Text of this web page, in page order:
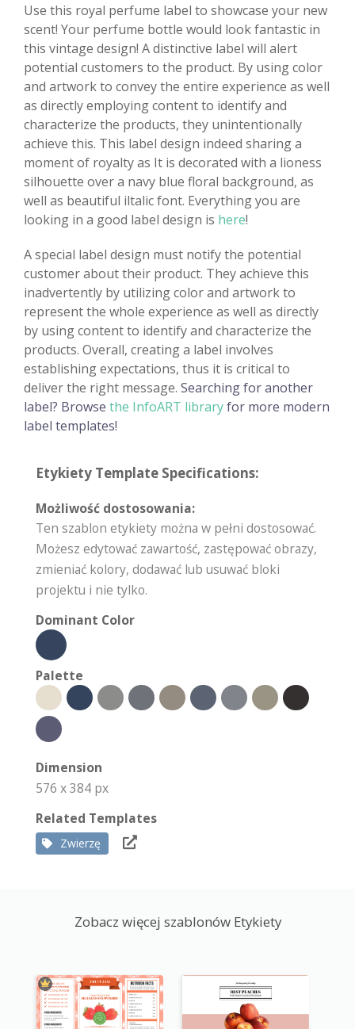
Use this royal perfume label to showcase your new
scent! Your perfume bottle would look fantastic in
this vintage design! A distinctive label will alert
potential customers to the product. By using color
and artwork to convey the entire experience as well
as directly employing content to identify and
characterize the products, they unintentionally
achieve this. This label design indeed sharing a
moment of royalty as It is decorated with a lioness
silhouette over a navy blue floral background, as
well as beautiful iltalic font. Everything you are
looking in a good label design is here!
A special label design must notify the potential
customer about their product. They achieve this
inadvertently by utilizing color and artwork to
represent the whole experience as well as directly
by using content to identify and characterize the
products. Overall, creating a label involves
establishing expectations, thus it is critical to
deliver the right message. Searching for another
label? Browse the InfoART libraryfor more modern
label templates!
Etykiety Template Specifications:
Możliwość dostosowania:
Ten szablon etykiety można w pełni dostosować.
Możesz edytować zawartość, zastępować obrazy,
zmieniać kolory, dodawać lub usuwać bloki
projektu i nie tylko.
Dominant Color
Palette
Dimension
576 x 384 px
Related Templates
Zwierzę
Zobacz więcej szablonów Etykiety